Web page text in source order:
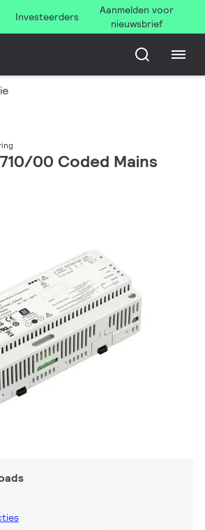
Investeerders
Aanmelden voor
nieuwsbrief
00 Coded Mains